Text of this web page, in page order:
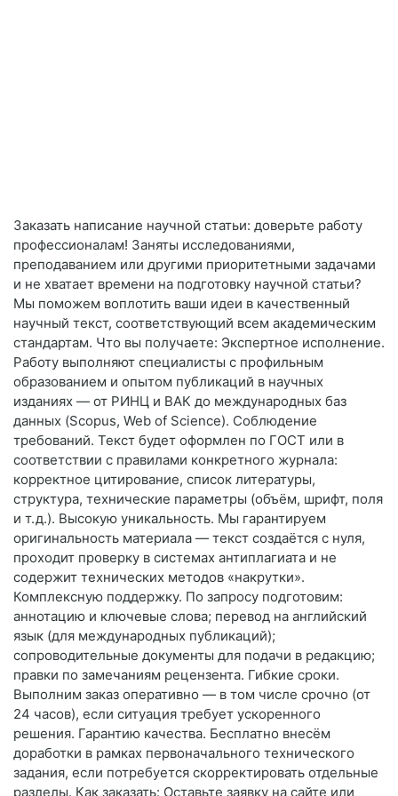
Заказать написание научной статьи: доверьте работу
профессионалам! Заняты исследованиями,
преподаванием или другими приоритетными задачами
и не хватает времени на подготовку научной статьи?
Мы поможем воплотить ваши идеи в качественный
научный текст, соответствующий всем академическим
стандартам. Что вы получаете: Экспертное исполнение.
Работу выполняют специалисты с профильным
образованием и опытом публикаций в научных
изданиях — от РИНЦ и ВАК до международных баз
данных (Scopus, Web of Science). Соблюдение
требований. Текст будет оформлен по ГОСТ или в
соответствии с правилами конкретного журнала:
корректное цитирование, список литературы,
структура, технические параметры (объём, шрифт, поля
и т. д.). Высокую уникальность. Мы гарантируем
оригинальность материала — текст создаётся с нуля,
проходит проверку в системах антиплагиата и не
содержит технических методов «накрутки».
Комплексную поддержку. По запросу подготовим:
аннотацию и ключевые слова; перевод на английский
язык (для международных публикаций);
сопроводительные документы для подачи в редакцию;
правки по замечаниям рецензента. Гибкие сроки.
Выполним заказ оперативно — в том числе срочно (от
24 часов), если ситуация требует ускоренного
решения. Гарантию качества. Бесплатно внесём
доработки в рамках первоначального технического
задания, если потребуется скорректировать отдельные
разделы. Как заказать: Оставьте заявку на сайте или